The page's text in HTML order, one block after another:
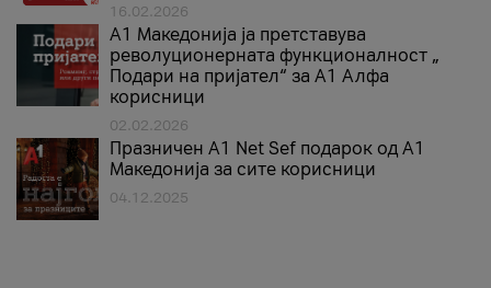
16.02.2026
А1 Македонија ја претставува
револуционерната функционалност „
Подари на пријател“ за А1 Алфа
корисници
02.02.2026
Празничен A1 Net Sеf подарок од А1
Македонија за сите корисници
04.12.2025